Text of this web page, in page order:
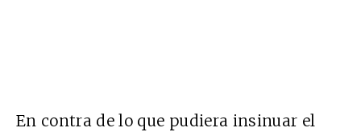
En contra de lo que pudiera insinuar el